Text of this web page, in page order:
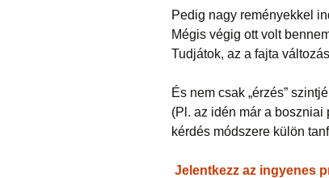
Pedig nagy reményekkel
Mégis végig ott volt
Tudjátok, az a fajta
És nem csak „érzés”
(Pl. az idén már a
kérdés módszere külön
Jelentkezz az ingyenes